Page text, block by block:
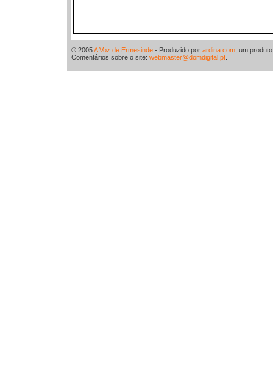
© 2005A Voz de Ermesinde - Produzido por ardina.com , um
Comentários sobre o site: webmaster@domdigital.pt